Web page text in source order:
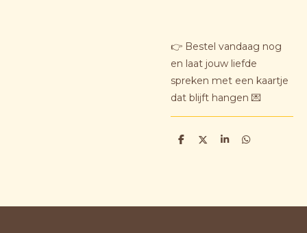
👉 Bestel vandaag nog
en laat jouw liefde
spreken met een kaartje
dat blijft hangen 💌
D
D
S
D